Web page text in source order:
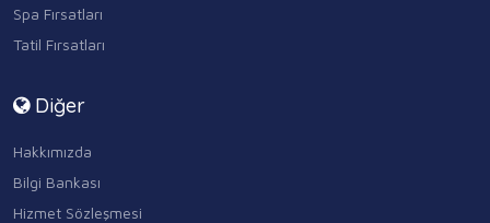
Spa Fırsatları
Tatil Fırsatları
Diğer
Hakkımızda
Bilgi Bankası
Hizmet Sözleşmesi